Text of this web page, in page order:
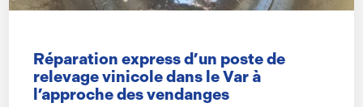
Réparation express d’un poste de
relevage vinicole dans le Var à
l’approche des vendanges